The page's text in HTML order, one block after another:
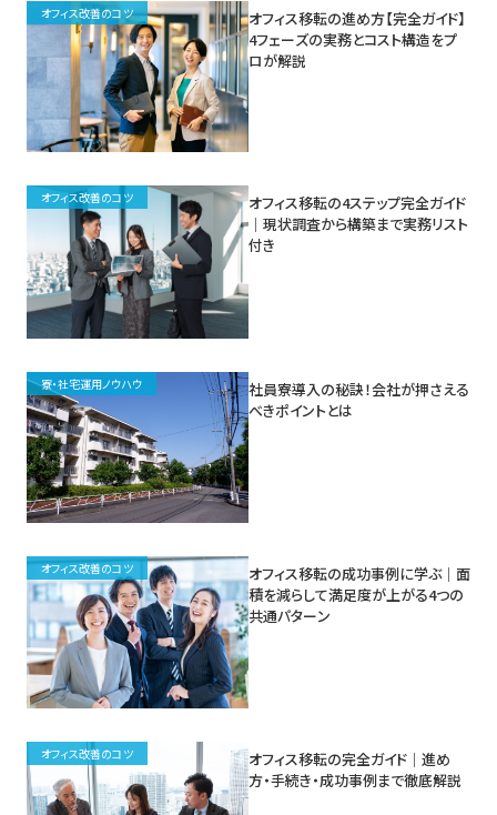
オフィス改善のコツ
オフィス移転の進め方【完全ガイド】
4フェーズの実務とコスト構造をプ
ロが解説
オフィス改善のコツ
オフィス移転の4ステップ完全ガイド
｜現状調査から構築まで実務リスト
付き
寮・社宅運用ノウハウ
社員寮導入の秘訣！会社が押さえる
べきポイントとは
オフィス改善のコツ
オフィス移転の成功事例に学ぶ｜面
積を減らして満足度が上がる4つの
共通パターン
オフィス改善のコツ
オフィス移転の完全ガイド｜進め
方・手続き・成功事例まで徹底解説